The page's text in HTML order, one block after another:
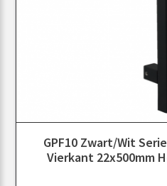
GPF10 Zwart/Wit
Vierkant 22x500mm